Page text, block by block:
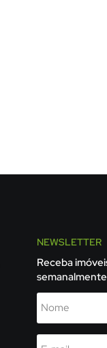
NEWSLETTER
Receba